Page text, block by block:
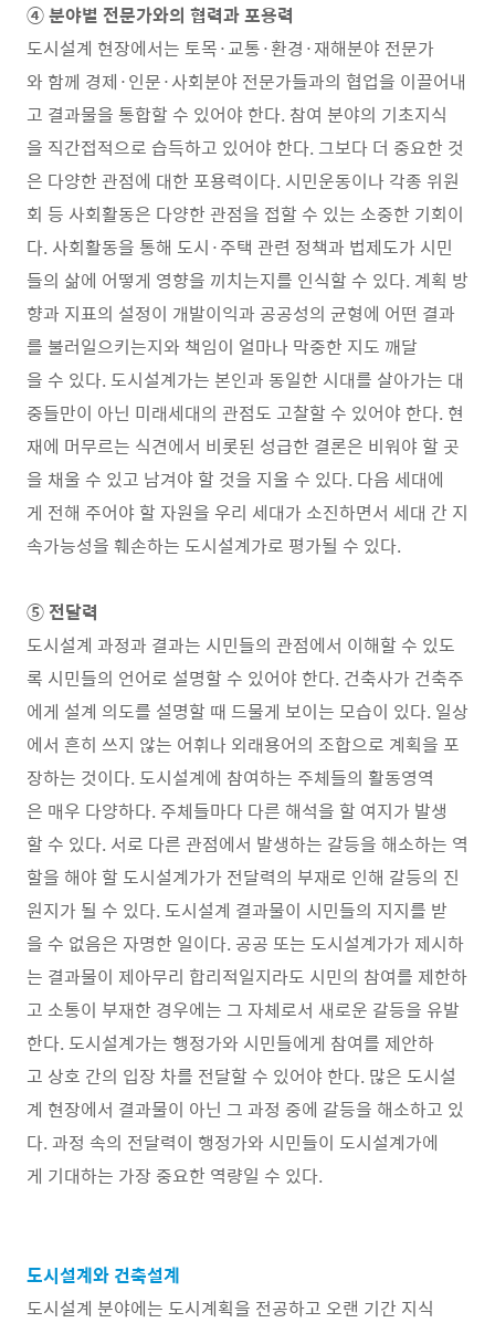
④ 분야별 전문가와의 협력과 포용력
도시설계 현장에서는 토목·교통·환경·재해분야 전문가
와 함께 경제·인문·사회분야 전문가들과의 협업을 이끌어내
고 결과물을 통합할 수 있어야 한다. 참여 분야의 기초지식
을 직간접적으로 습득하고 있어야 한다. 그보다 더 중요한 것
은 다양한 관점에 대한 포용력이다. 시민운동이나 각종 위원
회 등 사회활동은 다양한 관점을 접할 수 있는 소중한 기회이
다. 사회활동을 통해 도시·주택 관련 정책과 법제도가 시민
들의 삶에 어떻게 영향을 끼치는지를 인식할 수 있다. 계획 방
향과 지표의 설정이 개발이익과 공공성의 균형에 어떤 결과
를 불러일으키는지와 책임이 얼마나 막중한 지도 깨달
을 수 있다. 도시설계가는 본인과 동일한 시대를 살아가는 대
중들만이 아닌 미래세대의 관점도 고찰할 수 있어야 한다. 현
재에 머무르는 식견에서 비롯된 성급한 결론은 비워야 할 곳
을 채울 수 있고 남겨야 할 것을 지울 수 있다. 다음 세대에
게 전해 주어야 할 자원을 우리 세대가 소진하면서 세대 간 지
속가능성을 훼손하는 도시설계가로 평가될 수 있다.
⑤ 전달력
도시설계 과정과 결과는 시민들의 관점에서 이해할 수 있도
록 시민들의 언어로 설명할 수 있어야 한다. 건축사가 건축주
에게 설계 의도를 설명할 때 드물게 보이는 모습이 있다. 일상
에서 흔히 쓰지 않는 어휘나 외래용어의 조합으로 계획을 포
장하는 것이다. 도시설계에 참여하는 주체들의 활동영역
은 매우 다양하다. 주체들마다 다른 해석을 할 여지가 발생
할 수 있다. 서로 다른 관점에서 발생하는 갈등을 해소하는 역
할을 해야 할 도시설계가가 전달력의 부재로 인해 갈등의 진
원지가 될 수 있다. 도시설계 결과물이 시민들의 지지를 받
을 수 없음은 자명한 일이다. 공공 또는 도시설계가가 제시하
는 결과물이 제아무리 합리적일지라도 시민의 참여를 제한하
고 소통이 부재한 경우에는 그 자체로서 새로운 갈등을 유발
한다. 도시설계가는 행정가와 시민들에게 참여를 제안하
고 상호 간의 입장 차를 전달할 수 있어야 한다. 많은 도시설
계 현장에서 결과물이 아닌 그 과정 중에 갈등을 해소하고 있
다. 과정 속의 전달력이 행정가와 시민들이 도시설계가에
게 기대하는 가장 중요한 역량일 수 있다.
도시설계와 건축설계
도시설계 분야에는 도시계획을 전공하고 오랜 기간 지식